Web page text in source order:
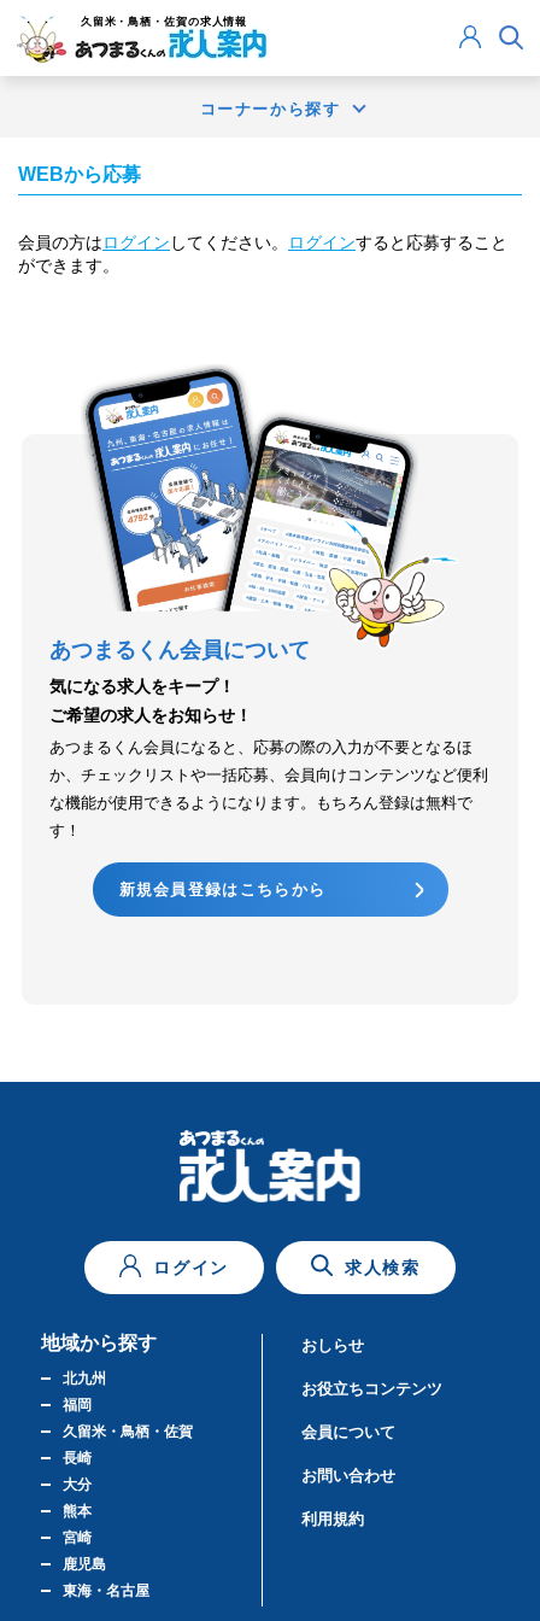
久留米・鳥栖・佐賀の求人情報
コーナーから探す
WEBから応募
会員の方はログイン してください。 ログインすると応募すること
ができます。
あつまるくん会員について
気になる求人をキープ！
ご希望の求人をお知らせ！
あつまるくん会員になると、応募の際の入力が不要となるほ
か、チェックリストや一括応募、会員向けコンテンツなど便利
な機能が使用できるようになります。もちろん登録は無料で
す！
新規会員登録はこちらから
ログイン 求人検索
地域から探す
北九州
福岡
久留米・鳥栖・佐賀
長崎
大分
熊本
宮崎
鹿児島
東海・名古屋
おしらせ
お役立ちコンテンツ
会員について
お問い合わせ
利用規約